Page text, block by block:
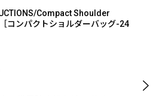
Compact Shoulder
コンパクトショルダーバッグ-24